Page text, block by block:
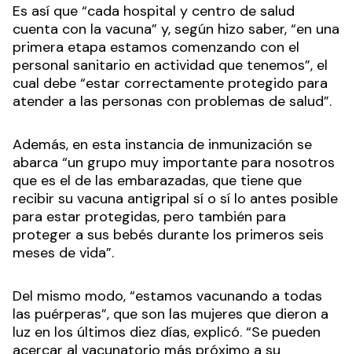
Es así que “cada hospital y centro de salud
cuenta con la vacuna” y, según hizo saber, “en una
primera etapa estamos comenzando con el
personal sanitario en actividad que tenemos”, el
cual debe “estar correctamente protegido para
atender a las personas con problemas de salud”.
Además, en esta instancia de inmunización se
abarca “un grupo muy importante para nosotros
que es el de las embarazadas, que tiene que
recibir su vacuna antigripal sí o sí lo antes posible
para estar protegidas, pero también para
proteger a sus bebés durante los primeros seis
meses de vida”.
Del mismo modo, “estamos vacunando a todas
las puérperas”, que son las mujeres que dieron a
luz en los últimos diez días, explicó. “Se pueden
acercar al vacunatorio más próximo a su